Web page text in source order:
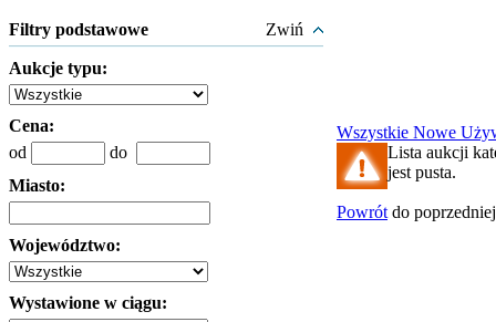
Filtry podstawowe Zwiń
Aukcje typu:
Cena:
od
do
Miasto:
Województwo:
Wystawione w ciągu:
Wszystkie Nowe
Lista aukcji
jest pusta.
Powrót do